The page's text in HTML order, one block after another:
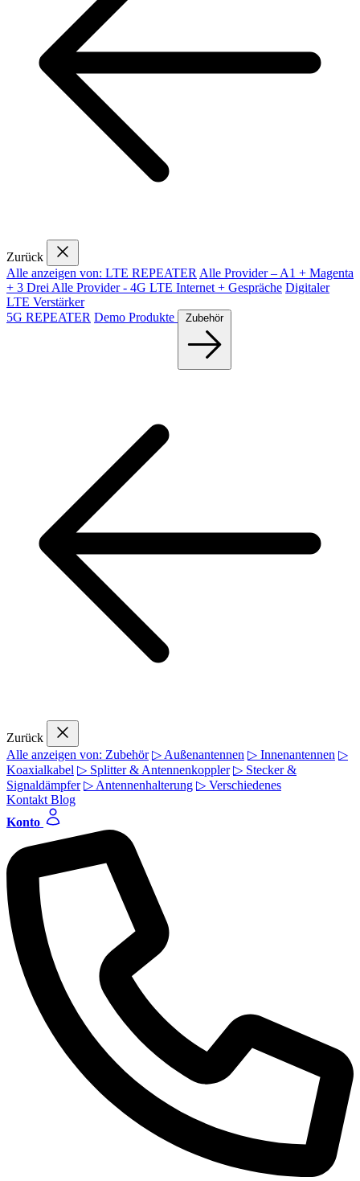
Zurück
Alle anzeigen von: LTE REPEATER Alle Provider – A1 + Magenta
+ 3 Drei Alle Provider - 4G LTE Internet + Gespräche Digitaler
LTE Verstärker
5G REPEATER Demo Produkte Zubehör
Zurück
Alle anzeigen von: Zubehör ▷ Außenantennen ▷ Innenantennen ▷
Koaxialkabel ▷ Splitter & Antennenkoppler ▷ Stecker &
Signaldämpfer ▷ Antennenhalterung ▷ Verschiedenes
Kontakt Blog
Konto